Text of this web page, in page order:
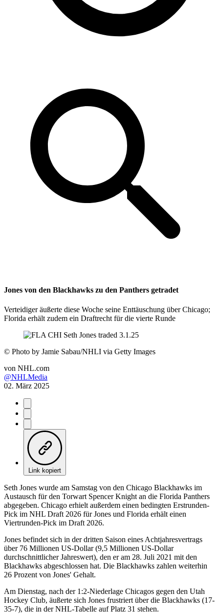
Jones von den Blackhawks zu den Panthers getradet
Verteidiger äußerte diese Woche seine Enttäuschung über Chicago;
Florida erhält zudem ein Draftrecht für die vierte Runde
© Photo by Jamie Sabau/NHLI via Getty Images
von NHL.com
@NHLMedia
02. März 2025
Link kopiert
Seth Jones wurde am Samstag von den Chicago Blackhawks im
Austausch für den Torwart Spencer Knight an die Florida Panthers
abgegeben. Chicago erhielt außerdem einen bedingten Erstrunden-
Pick im NHL Draft 2026 für Jones und Florida erhält einen
Viertrunden-Pick im Draft 2026.
Jones befindet sich in der dritten Saison eines Achtjahresvertrags
über 76 Millionen US-Dollar (9,5 Millionen US-Dollar
durchschnittlicher Jahreswert), den er am 28. Juli 2021 mit den
Blackhawks abgeschlossen hat. Die Blackhawks zahlen weiterhin
26 Prozent von Jones' Gehalt.
Am Dienstag, nach der 1:2-Niederlage Chicagos gegen den Utah
Hockey Club, äußerte sich Jones frustriert über die Blackhawks (17-
35-7), die in der NHL-Tabelle auf Platz 31 stehen.